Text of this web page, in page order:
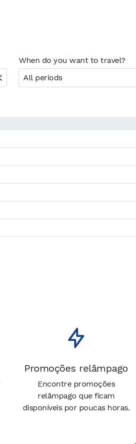
When do you want to travel?
All periods
Promoções relâmpago
Encontre promoções
relâmpago que ficam
disponíveis por poucas horas.